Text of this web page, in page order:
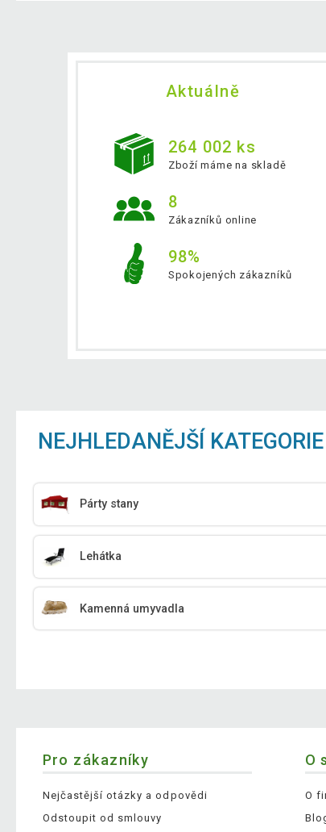
Aktuálně
264 002 ks
Zboží máme na skladě
8
Zákazníků online
98%
Spokojených zákazníků
NEJHLEDANĚJŠÍ KATEGORIE
Párty stany
Lehátka
Kamenná umyvadla
Pro zákazníky
Nejčastější otázky a odpovědi
Odstoupit od smlouvy
O
O